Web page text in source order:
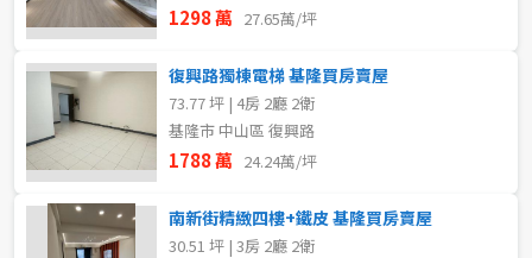
1298 萬 27.65萬/坪
復興路獨棟電梯 基隆買房賣屋
73.77 坪 | 4房 2廳 2衛
基隆市 中山區 復興路
1788 萬 24.24萬/坪
南新街精緻四樓+鐵皮 基隆買房賣屋
30.51 坪 | 3房 2廳 2衛